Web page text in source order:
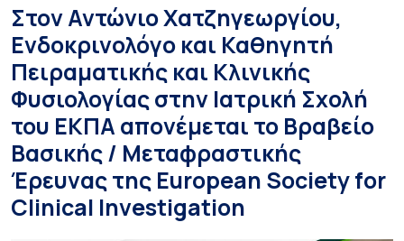
Στον Αντώνιο Χατζηγεωργίου,
Ενδοκρινολόγο και Καθηγητή
Πειραματικής και Κλινικής
Φυσιολογίας στην Ιατρική Σχολή
του ΕΚΠΑ απονέμεται το Βραβείο
Βασικής / Μεταφραστικής
Έρευνας της European Society for
Clinical Investigation